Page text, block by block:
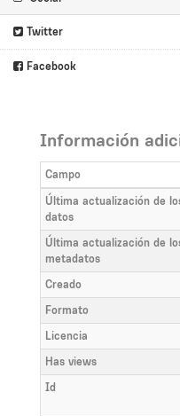
Twitter
Facebook
Información
Campo
Última actualización de
datos
Última actualización de
metadatos
Creado
Formato
Licencia
Has views
Id